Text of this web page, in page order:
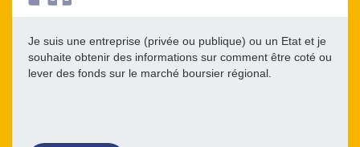
Je suis une entreprise (privée ou publique) ou un Etat et je
souhaite obtenir des informations sur comment être coté ou
lever des fonds sur le marché boursier régional.